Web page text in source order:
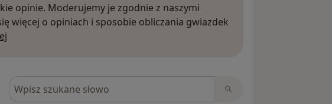
opinie. Moderujemy je zgodnie z naszymi
więcej o opiniach i sposobie obliczania gwiazdek
Szukaj w opiniach